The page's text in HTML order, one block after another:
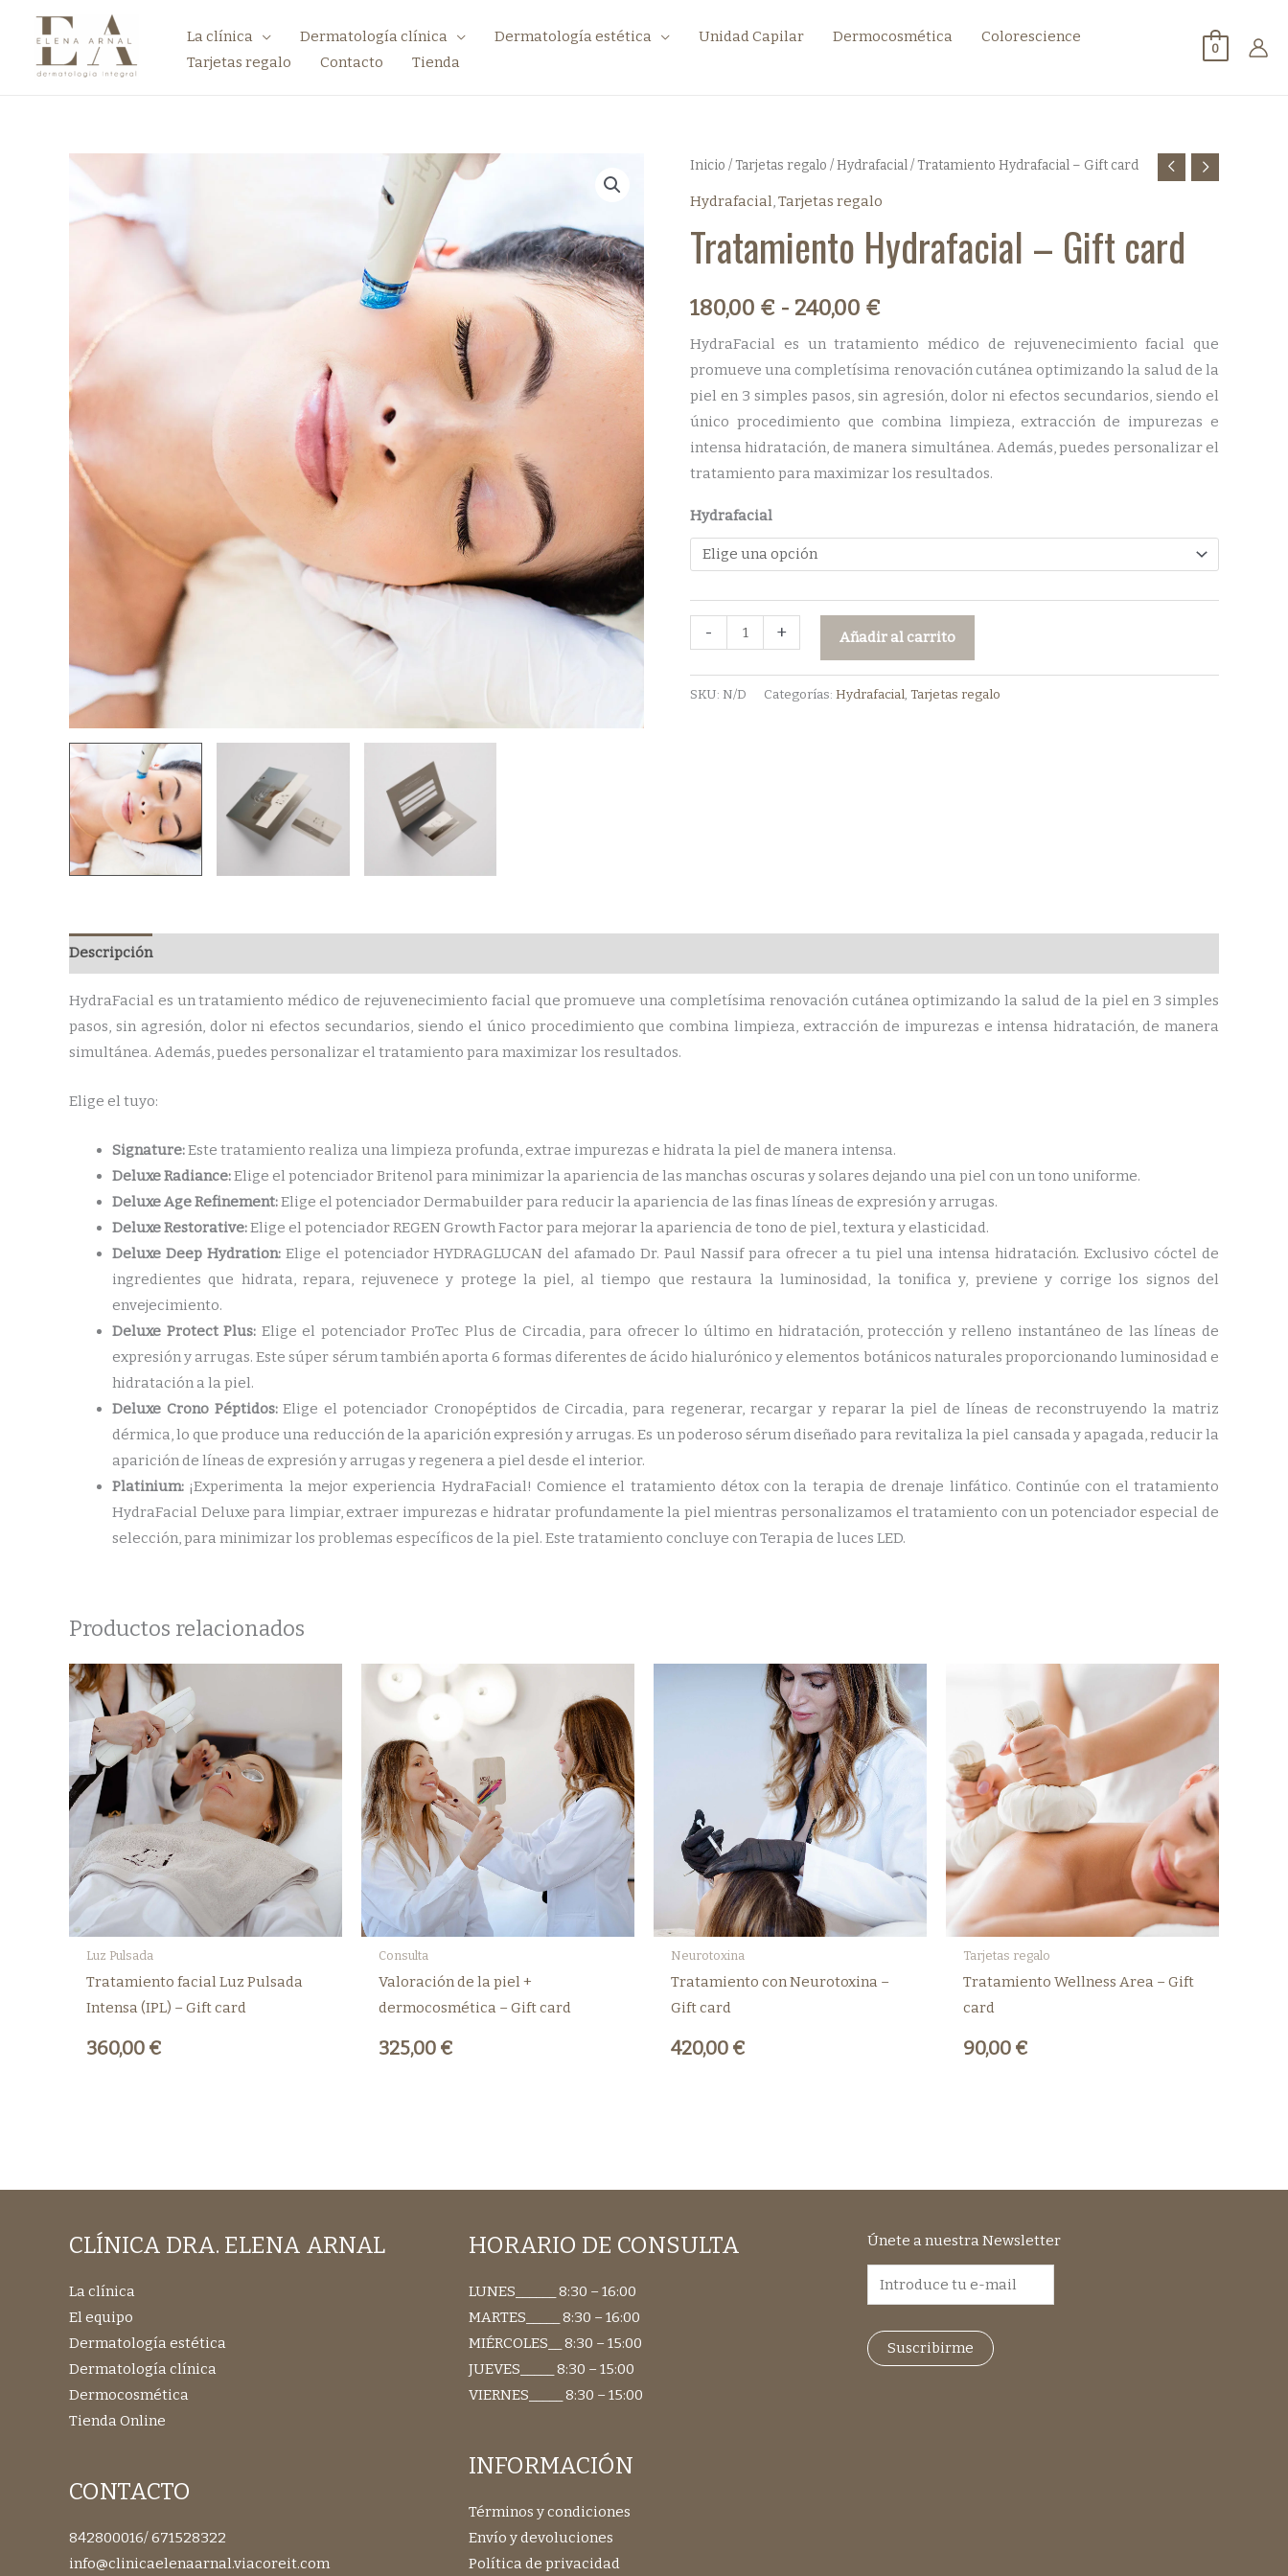
La clínica Dermatología clínica Dermatología estética Unidad Capilar Dermocosmética
Colorescience
Tarjetas regalo
Contacto Tienda
0
Inicio /Tarjetas regalo /Hydrafacial/ Tratamiento Hydrafacial – Gift card
Hydrafacial,Tarjetas regalo
Tratamiento Hydrafacial – Gift card
180,00 € - 240,00 €Rango
de
precios:
desde
180,00 €
240,00 €
HydraFacial es un tratamiento médico de rejuvenecimiento facial que
promueve una completísima renovación cutánea optimizando la salud de la
piel en 3 simples pasos, sin agresión, dolor ni efectos secundarios, siendo el
único procedimiento que combina limpieza, extracción de impurezas e
intensa hidratación, de manera simultánea. Además, puedes personalizar el
tratamiento para maximizar los resultados.
Hydrafacial
-
Tratamiento
Hydrafacial
-
Gift
+ Añadir al carrito
SKU: N/D Categorías: Hydrafacial, Tarjetas regalo
Descripción
HydraFacial es un tratamiento médico de rejuvenecimiento facial que promueve una completísima renovación cutánea optimizando la salud de la piel en 3 simples
pasos, sin agresión, dolor ni efectos secundarios, siendo el único procedimiento que combina limpieza, extracción de impurezas e intensa hidratación, de manera
simultánea. Además, puedes personalizar el tratamiento para maximizar los resultados.
Elige el tuyo:
Signature:Este tratamiento realiza una limpieza profunda, extrae impurezas e hidrata la piel de manera intensa.
Deluxe Radiance:Elige el potenciador Britenol para minimizar la apariencia de las manchas oscuras y solares dejando una piel con un tono uniforme.
Deluxe Age Refinement:Elige el potenciador Dermabuilder para reducir la apariencia de las finas líneas de expresión y arrugas.
Deluxe Restorative:Elige el potenciador REGEN Growth Factor para mejorar la apariencia de tono de piel, textura y elasticidad.
Deluxe Deep Hydration:Elige el potenciador HYDRAGLUCAN del afamado Dr. Paul Nassif para ofrecer a tu piel una intensa hidratación. Exclusivo cóctel de
ingredientes que hidrata, repara, rejuvenece y protege la piel, al tiempo que restaura la luminosidad, la tonifica y, previene y corrige los signos del
envejecimiento.
Deluxe Protect Plus: Elige el potenciador ProTec Plus de Circadia, para ofrecer lo último en hidratación, protección y relleno instantáneo de las líneas de
expresión y arrugas. Este súper sérum también aporta 6 formas diferentes de ácido hialurónico y elementos botánicos naturales proporcionando luminosidad e
hidratación a la piel.
Deluxe Crono Péptidos:Elige el potenciador Cronopéptidos de Circadia, para regenerar, recargar y reparar la piel de líneas de reconstruyendo la matriz
dérmica, lo que produce una reducción de la aparición expresión y arrugas. Es un poderoso sérum diseñado para revitaliza la piel cansada y apagada, reducir la
aparición de líneas de expresión y arrugas y regenera a piel desde el interior.
Platinium: ¡Experimenta la mejor experiencia HydraFacial! Comience el tratamiento détox con la terapia de drenaje linfático. Continúe con el tratamiento
HydraFacial Deluxe para limpiar, extraer impurezas e hidratar profundamente la piel mientras personalizamos el tratamiento con un potenciador especial de
selección, para minimizar los problemas específicos de la piel. Este tratamiento concluye con Terapia de luces LED.
Productos relacionados
Luz Pulsada
Tratamiento facial Luz Pulsada
Intensa (IPL) – Gift card
360,00 €
Consulta
Valoración de la piel +
dermocosmética – Gift card
325,00 €
Neurotoxina
Tratamiento con Neurotoxina –
Gift card
420,00 €
Tarjetas regalo
Tratamiento Wellness Area – Gift
card
90,00 €
CLÍNICA DRA. ELENA ARNAL
La clínica
El equipo
Dermatología estética
Dermatología clínica
Dermocosmética
Tienda Online
CONTACTO
842800016/671528322
info@clinicaelenaarnal.viacoreit.com
HORARIO DE CONSULTA
LUNES______ 8:30 – 16:00
MARTES_____ 8:30 – 16:00
MIÉRCOLES__ 8:30 – 15:00
JUEVES_____ 8:30 – 15:00
VIERNES_____ 8:30 – 15:00
INFORMACIÓN
Términos y condiciones
Envío y devoluciones
Política de privacidad
Únete a nuestra Newsletter